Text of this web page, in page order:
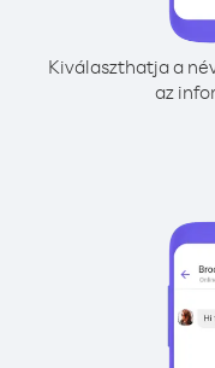
Kiválaszthatja a
az